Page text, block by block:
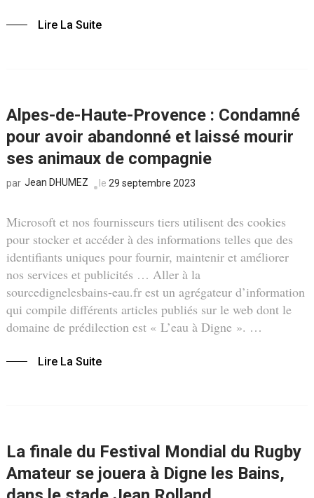
Lire La Suite
Alpes-de-Haute-Provence : Condamné
pour avoir abandonné et laissé mourir
ses animaux de compagnie
par Jean DHUMEZ le 29 septembre 2023
Microsoft et nos fournisseurs tiers utilisent des cookies
pour stocker et accéder à des informations telles que des
identifiants uniques pour fournir, maintenir et améliorer
nos services et publicités … Aller à la
sourcedignelesbains-eau.fr est un agrégateur d’information
qui compile différents articles publiés sur le web dont le
domaine de prédilection est « L’eau à Digne ». …
Lire La Suite
La finale du Festival Mondial du Rugby
Amateur se jouera à Digne les Bains,